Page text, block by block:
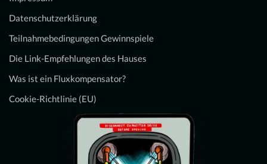
Datenschutzerklärung
Teilnahmebedingungen Gewinnspiele
Die Link-Empfehlungen des Hauses
Was ist ein Fluxkompensator?
Cookie-Richtlinie (EU)